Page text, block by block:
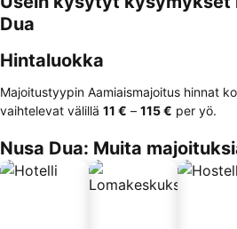
Dua
Hintaluokka
Majoitustyypin Aamiaismajoitus hinnat
vaihtelevat välillä ‎11 € – ‎115 € per yö.
Nusa Dua: Muita